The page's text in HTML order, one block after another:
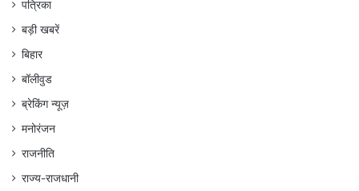
पत्रिका
बड़ी खबरें
बिहार
बॉलीवुड
ब्रेकिंग न्यूज़
मनोरंजन
राजनीति
राज्य-राजधानी